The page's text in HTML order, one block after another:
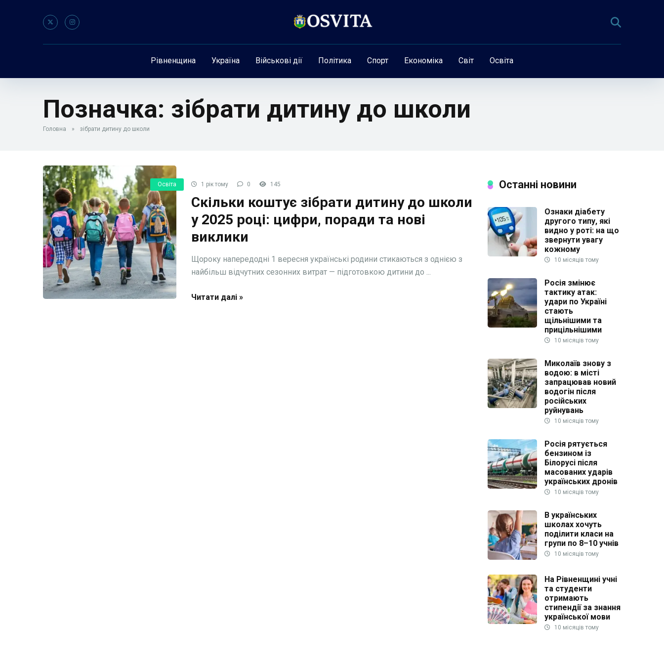
Рівненщина Україна Військові дії Політика Спорт Економіка Світ Освіта
Позначка: зібрати дитину до школи
Головна » зібрати дитину до школи
Освіта 1 рік тому 0 145
Скільки коштує зібрати дитину до школи
у 2025 році: цифри, поради та нові
виклики
Щороку напередодні 1 вересня українські родини стикаються з однією з
найбільш відчутних сезонних витрат — підготовкою дитини до ...
Читати далі »
Останні новини
Ознаки діабету
другого типу, які
видно у роті: на що
звернути увагу
кожному
10 місяців тому
Росія змінює
тактику атак:
удари по Україні
стають
щільнішими та
прицільнішими
10 місяців тому
Миколаїв знову з
водою: в місті
запрацював новий
водогін після
російських
руйнувань
10 місяців тому
Росія рятується
бензином із
Білорусі після
масованих ударів
українських дронів
10 місяців тому
В українських
школах хочуть
поділити класи на
групи по 8–10 учнів
10 місяців тому
На Рівненщині учні
та студенти
отримають
стипендії за знання
української мови
10 місяців тому